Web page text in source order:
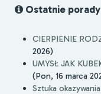
Ostatnie
CIERPIENIE
2026)
UMYSŁ JAK
(Pon, 16 marca
Sztuka